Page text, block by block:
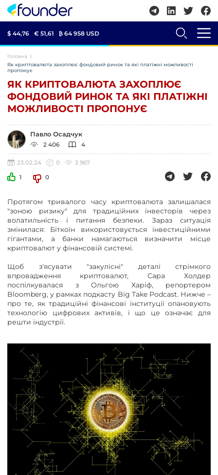
$ 44,76 € 51,61 ₿ 64 958 USD
Головна
Як криптовалюта захоплює фондовий ринок та які платіжні можливості
пропонує
ЯК КРИПТОВАЛЮТА ЗАХОПЛЮЄ
ФОНДОВИЙ РИНОК ТА ЯКІ ПЛАТІЖНІ
МОЖЛИВОСТІ ПРОПОНУЄ
Павло Осадчук
2 406 4
23.02.24 0
3 967
1
0
Протягом тривалого часу криптовалюта залишалася
"зоною ризику" для традиційних інвесторів через
волатильність і питання безпеки. Зараз ситуація
змінилася: Біткоїн використовується інвестиційними
гігантами, а банки намагаються визначити місце
криптовалют у фінансовій системі.
Щоб з'ясувати "закулісні" деталі стрімкого
впровадження криптовалют, Сара Холдер
поспілкувалася з Ольгою Харіф, репортером
Bloomberg, у рамках подкасту Big Take Podcast. Нижче –
про те, як традиційні фінансові інституції опановують
технологію цифрових активів, і що це означає для
решти індустрії.